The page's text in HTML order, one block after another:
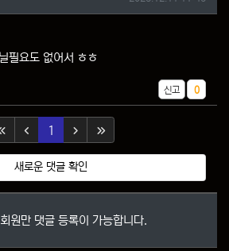
필요도 없어서 ㅎㅎ
신고 추천
0
1 (current)
새로운 댓글 확인
원만 댓글 등록이 가능합니다.